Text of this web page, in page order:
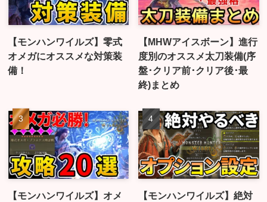
【モンハンワイルズ】零式
オメガにオススメな対策装
備！
【MHWアイスボーン】進行
度別のオススメ太刀装備(序
盤･クリア前･クリア後･最
終)まとめ
【モンハンワイルズ】オメ
【モンハンワイルズ】絶対